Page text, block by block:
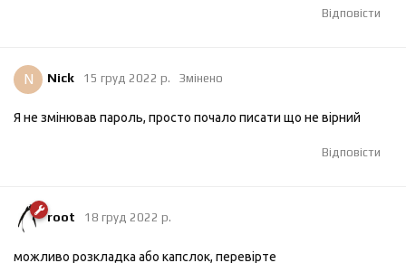
Відповісти
N Nick 15 груд 2022 р. Змінено
Я не змінював пароль, просто почало писати що не вірний
Відповісти
root 18 груд 2022 р.
можливо розкладка або капслок, перевірте